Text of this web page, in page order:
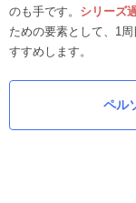
のも手です。 シリーズ
ための要素として、1
すすめします。
ペル